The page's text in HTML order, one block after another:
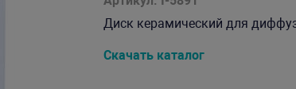
Диск керамический для
Скачать каталог